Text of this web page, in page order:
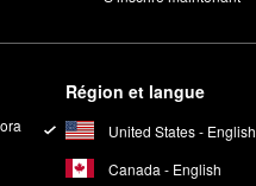
Région et langue
United States - English
Canada - English